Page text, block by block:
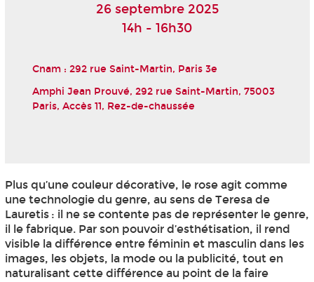
26 septembre 2025
14h - 16h30
Cnam : 292 rue Saint-Martin, Paris 3e
Amphi Jean Prouvé, 292 rue Saint-Martin, 75003
Paris, Accès 11, Rez-de-chaussée
Plus qu’une couleur décorative, le rose agit comme
une technologie du genre, au sens de Teresa de
Lauretis : il ne se contente pas de représenter le genre,
il le fabrique. Par son pouvoir d’esthétisation, il rend
visible la différence entre féminin et masculin dans les
images, les objets, la mode ou la publicité, tout en
naturalisant cette différence au point de la faire